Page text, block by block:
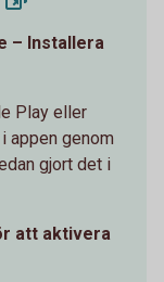
– Installera
Play eller
appen genom
gjort det i
att aktivera